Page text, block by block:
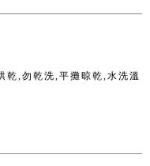
,勿乾洗,平攤晾乾,水洗溫